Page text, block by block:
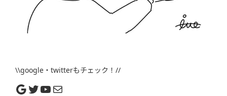
\\google・twitterもチェック！//